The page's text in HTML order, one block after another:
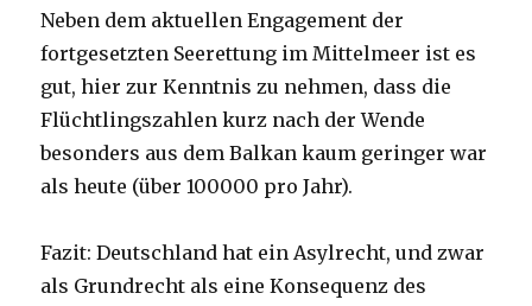
Neben dem aktuellen Engagement der
fortgesetzten Seerettung im Mittelmeer ist es
gut, hier zur Kenntnis zu nehmen, dass die
Flüchtlingszahlen kurz nach der Wende
besonders aus dem Balkan kaum geringer war
als heute (über 100000 pro Jahr).
Fazit: Deutschland hat ein Asylrecht, und zwar
als Grundrecht als eine Konsequenz des